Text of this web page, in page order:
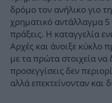
δρόμο τον ανήλικο γιο
χρηματικό αντάλλαγμα 5
πράξεις. Η καταγγελία
Αρχές και άνοιξε κύκλο
με τα πρώτα στοιχεία να
προσεγγίσεις δεν
αλλά επεκτείνονταν και